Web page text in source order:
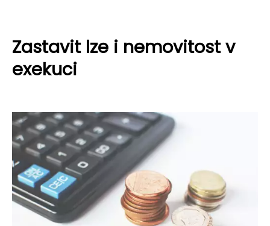
Zastavit lze i nemovitost v
exekuci